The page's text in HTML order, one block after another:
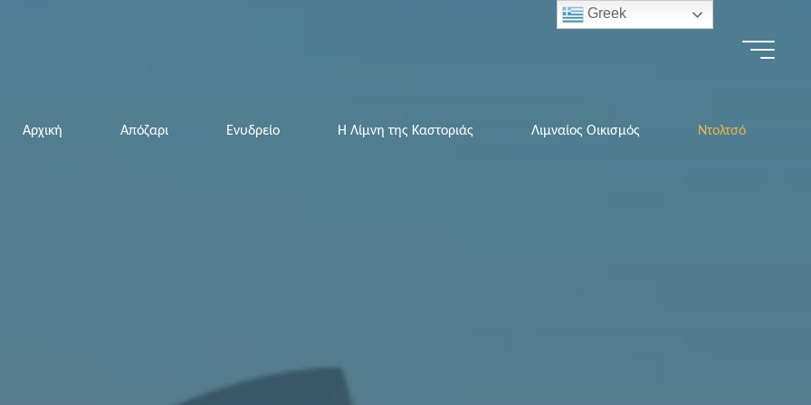
Αρχική Απόζαρι Ενυδρείο Η Λίμνη της Καστοριάς Λιμναίος Οικισμός Ντολτσό
Greek